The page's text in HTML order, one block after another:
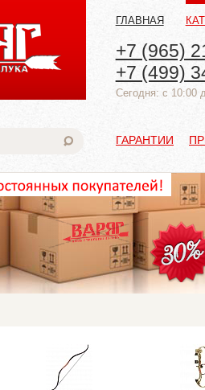
ГЛАВНАЯ
+7 (965)
+7 (499)
Cегодня: с 10:00
ГАРАНТИИ